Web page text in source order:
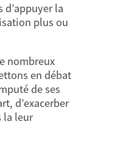
la
plus ou
nombreux
en débat
de ses
d’exacerber
la leur